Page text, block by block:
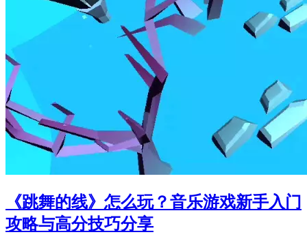
《跳舞的线》怎么玩？音乐游戏新手入门
攻略与高分技巧分享